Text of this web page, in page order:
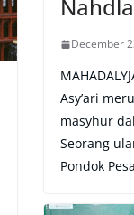
December
Asy’ari
masyhur
Seorang
Pondok